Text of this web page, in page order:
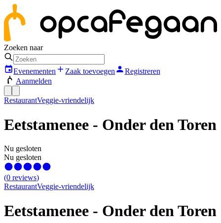
Zoeken naar
Evenementen Zaak toevoegen
Registreren
Aanmelden
RestaurantVeggie-vriendelijk
Eetstamenee - Onder den Toren
Nu gesloten
Nu gesloten
(0 reviews)
RestaurantVeggie-vriendelijk
Eetstamenee - Onder den Toren